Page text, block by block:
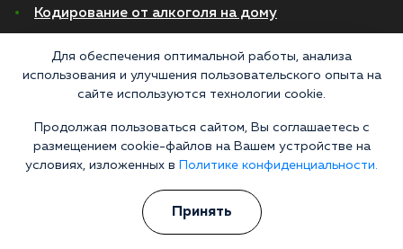
Кодирование от алкоголя на дому
Кодирование уколом
Эспераль
Вивитрол
Кодирование двойной блок
Вывод из запоя в стационаре
Для обеспечения оптимальной работы, анализа
использования и улучшения пользовательского опыта на
сайте используются технологии cookie.
Продолжая пользоваться сайтом, Вы соглашаетесь с
размещением cookie-файлов на Вашем устройстве на
условиях, изложенных в
Политике конфиденциальности.
Принять